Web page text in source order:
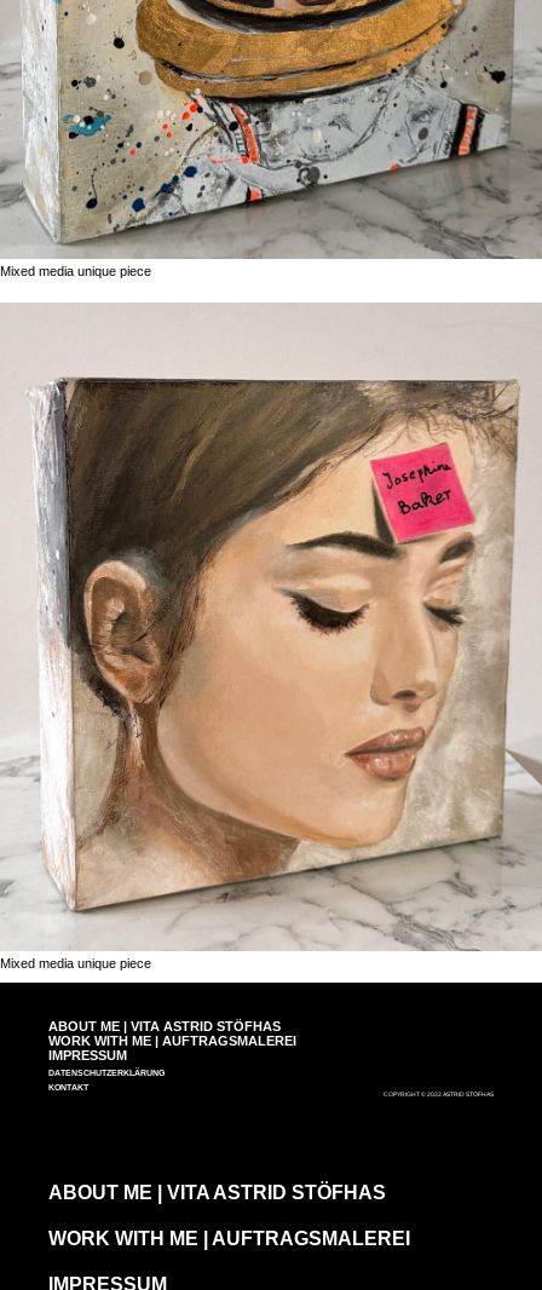
Mixed media unique piece
Mixed media unique piece
ABOUT ME | VITA ASTRID STÖFHAS
WORK WITH ME | AUFTRAGSMALEREI
IMPRESSUM
DATENSCHUTZERKLÄRUNG
KONTAKT
COPYRIGHT © 2022 ASTRID STÖFHAS
ABOUT ME | VITA ASTRID STÖFHAS
WORK WITH ME | AUFTRAGSMALEREI
IMPRESSUM